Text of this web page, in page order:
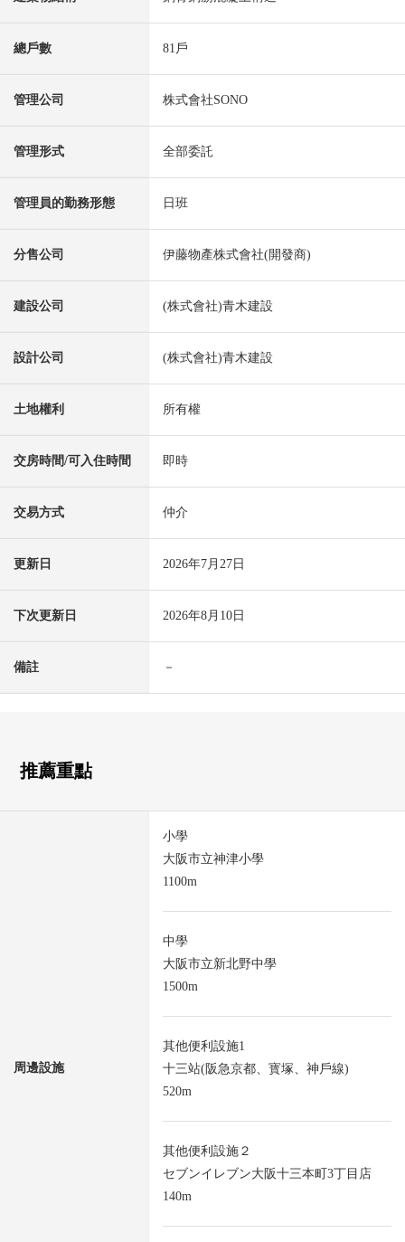
總戶數 81戶
管理公司 株式會社SONO
管理形式 全部委託
管理員的勤務形態 日班
分售公司 伊藤物產株式會社(開發商)
建設公司 (株式會社)青木建設
設計公司 (株式會社)青木建設
土地權利 所有權
交房時間/可入住時間 即時
交易方式 仲介
更新日 2026年7月27日
下次更新日 2026年8月10日
備註 －
推薦重點
周邊設施
小學
大阪市立神津小學
1100m
中學
大阪市立新北野中學
1500m
其他便利設施1
十三站(阪急京都、寳塚、神戶線)
520m
其他便利設施２
セブンイレブン大阪十三本町3丁目店
140m